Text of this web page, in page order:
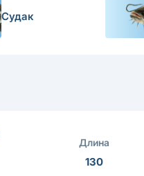
Судак
Длина
130